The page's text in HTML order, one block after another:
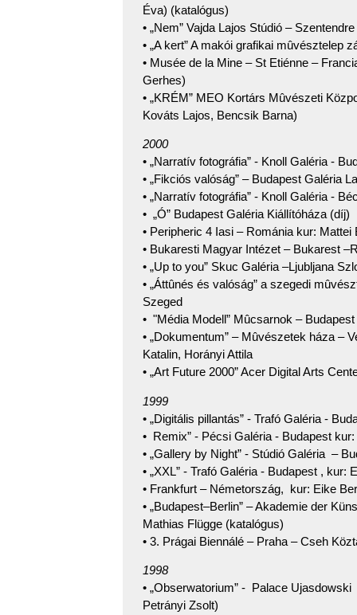
Éva) (katalógus)
• „Nem” Vajda Lajos Stúdió – Szentendre
• „A kert” A makói grafikai mûvésztelep
• Musée de la Mine – St Etiénne –
Gerhes)
• „KRÉM” MEO Kortárs Mûvészeti
Kováts Lajos, Bencsik Barna)
2000
• „Narratív fotográfia” - Knoll Galéria -
• „Fikciós valóság” – Budapest Galéria
• „Narratív fotográfia” - Knoll Galéria -
• „Ó” Budapest Galéria Kiállítóháza (díj)
• Peripheric 4 Iasi – Románia kur:
• Bukaresti Magyar Intézet – Bukarest
• „Up to you” Skuc Galéria –Ljubljana
• „Áttûnés és valóság” a szegedi
Szeged
• "Média Modell” Mûcsarnok –
• „Dokumentum” – Mûvészetek háza –
Katalin, Horányi Attila
• „Art Future 2000” Acer Digital Arts
1999
• „Digitális pillantás” - Trafó Galéria -
• Remix” - Pécsi Galéria - Budapest
• „Gallery by Night” - Stúdió Galéria –
• „XXL” - Trafó Galéria - Budapest , kur:
• Frankfurt – Németország, kur: Eike
• „Budapest–Berlin” – Akademie der
Mathias Flügge (katalógus)
• 3. Prágai Biennálé – Praha – Cseh
1998
• „Obserwatorium” - Palace
Petrányi Zsolt)